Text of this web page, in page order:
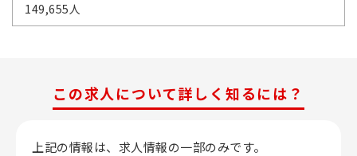
149,655人
この求人について詳しく知るには？
上記の情報は、求人情報の一部のみです。